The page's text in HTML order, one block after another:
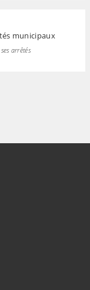
municipaux
arrêtés